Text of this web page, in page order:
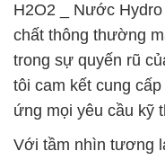
H2O2 _ Nước
chất thông thường
trong sự quyến rũ
tôi cam kết cung
ứng mọi yêu cầu kỹ
Với tầm nhìn tương